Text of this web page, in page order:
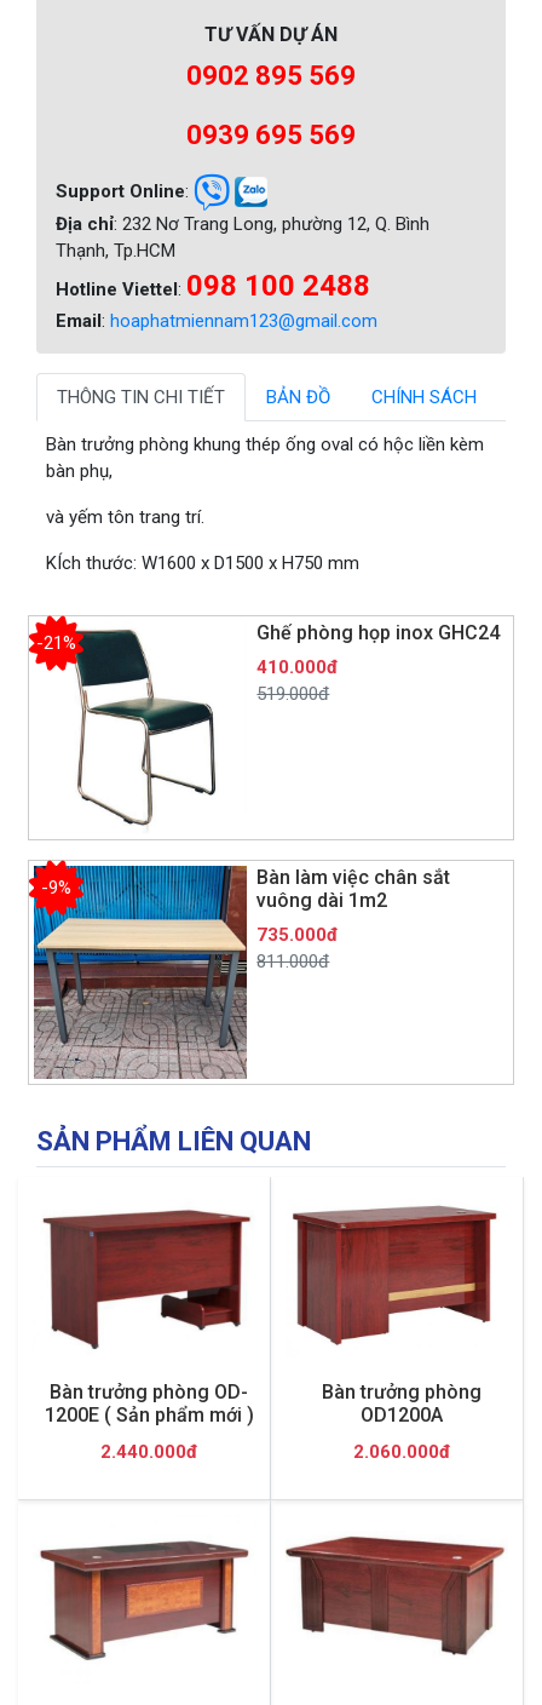
TƯ VẤN DỰ ÁN
0902 895 569
0939 695 569
Support Online:
Địa chỉ: 232 Nơ Trang Long, phường 12, Q. Bình
Thạnh, Tp.HCM
Hotline Viettel: 098 100 2488
Email: hoaphatmiennam123@gmail.com
THÔNG TIN CHI TIẾT BẢN ĐỒ CHÍNH SÁCH
Bàn trưởng phòng khung thép ống oval có hộc liền kèm
bàn phụ,
và yếm tôn trang trí.
KÍch thước: W1600 x D1500 x H750 mm
Ghế phòng họp inox GHC24
-21%
410.000đ
519.000đ
Bàn làm việc chân sắt
vuông dài 1m2
-9%
735.000đ
811.000đ
SẢN PHẨM LIÊN QUAN
Bàn trưởng phòng OD-
1200E ( Sản phẩm mới )
2.440.000đ
Bàn trưởng phòng
OD1200A
2.060.000đ